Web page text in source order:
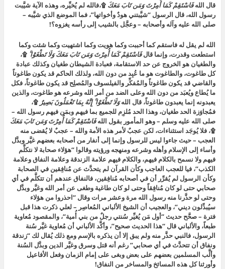
قال اللهفَاسْتَقِمْ كَمَا أُمِرْتَ وَمَن تَابَ مَعَكَ ۩،فالله لم يُخيِّره، وهذه الآية شيَّبت
رسول الله، قال الرسول “شيَّبتني هودٌ وأخواتها”، فما الموضع الذي شيَّبه –
صلى الله عليه وآله وأصحابه – وعجَّل بالشيب إلى رأسه يغزوه؟!
الله لم يقل له فاستقم كما أحببت وكما هويت وكما اشتهيت وكما شئت وكما
استطعت وقدرت، وإنما قالفَاسْتَقِمْ كَمَا أُمِرْتَ وَمَن تَابَ مَعَكَ وَلَا تَطْغَوْا ۚ ۩،
والطغيان هو الخروج عن حد الاستقامة، فعبادة الشيطان طغيان وكذلك عبادة
كل طاغوت، والطاغوت هو ما عُبِد من دون الله، ولذلك الحاكم قد يكون طاغوتاً
والقاضي قد يكون طاغوتاً والمُفكِّر والفيلسوف والمُصلِح قد يكون طاغوتاً، فكل
ما يُطاع ويُعبَد من دون الله وعلى الضد من أمر الله وشرعه هو طاغوت، والذين
يعبدونه إنما يعبدون طاغوتاً، قال اللهوَلَا تَطْغَوْا ۚ إِنَّهُ بِمَا تَعْمَلُونَ بَصِيرٌ ۩،
فمُجاوَزة الحد طغيان، وهذا الحد مُلزِم للجميع بما فيهم وبمَن فيهم رسول الله –
صلى الله عليه وسلم – وهو المأمور بقول اللهفَاسْتَقِمْ كَمَا أُمِرْتَ وَمَن تَابَ مَعَكَ
۩، فلا يُوجَد استثناءات، لكن عجبٌ لأمر هذه الأمة والله – عجبٌ لا يُقضى منه
العجب – حيث جاءوا ليس للرسول وإنما إلى أنفار من أصحابه بعضهم غيَّر وبدَّل
وأساء إلى الإسلام وأهله وشرعه ومنهجه ورؤيته وقالوا “هؤلاء صحابة لا نتكلَّم
فيهم ولا نسمح بالكلام فيهم، والكلام فيهم علامة الزندقة وعلامة النفاق وعلامة
الكذب”، فيا للعجب العاجب وكأن القرآن لم يتحدَّث عن مُنافِقين في الصحابة
وكأن الرسول لم يُقرِّر أن في أصحابه مُنافِقين، فالنفاق عندهم أن تتكلَّم في أي
صحابي حتى لو كان مُنافِقاً وحتى لو كان طاغية وطغى عن أمر الله وغيَّر وبدَّل
وحتى لو حذَّرنا منه رسول الله مرة وعشر مرات وقال “احذروا من هؤلاء
سيُبدِّلون ديني”، والعجيب أن الشيخ الألباني المُعاصِر – لعلي ذكرت هذا قبل
فترة – صحَّح حديث “أول مَن يُغيِّر سُنتي رجلٌ من بني أُمية“، والمقصود مُعاوية
طبعاً، والألباني قال “هذا الحديث صحيح”، وأكَّد الألباني أن مُعاوية غيَّر سُنة
الرسول، فالنبي حذَّر منه ولم يبق إلا أن يذكره بالإسم ومع ذلك يُقال لك “زندقة
ونفاق أن تتحدَّث في أي صحابي” رغم أنه قتل وسرق وغيَّر الدين وبدَّل السُنة
وألَّب المسلمين بعضهم على بعض وبغى على إمام الزمان وفعل الأفاعيل
وأورثنا كل هذه المسائخ والمساخر من النفاق!